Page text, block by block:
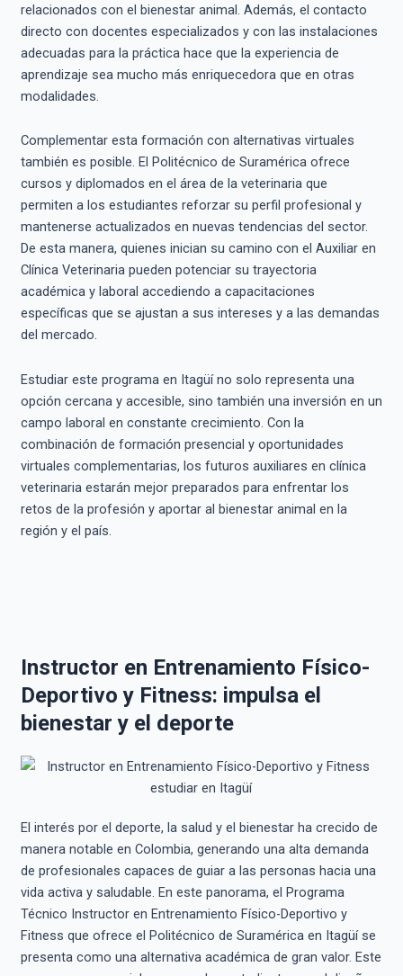
relacionados con el bienestar animal. Además, el contacto
directo con docentes especializados y con las instalaciones
adecuadas para la práctica hace que la experiencia de
aprendizaje sea mucho más enriquecedora que en otras
modalidades.
Complementar esta formación con alternativas virtuales
también es posible. El Politécnico de Suramérica ofrece
cursos y diplomados en el área de la veterinaria que
permiten a los estudiantes reforzar su perfil profesional y
mantenerse actualizados en nuevas tendencias del sector.
De esta manera, quienes inician su camino con el Auxiliar en
Clínica Veterinaria pueden potenciar su trayectoria
académica y laboral accediendo a capacitaciones
específicas que se ajustan a sus intereses y a las demandas
del mercado.
Estudiar este programa en Itagüí no solo representa una
opción cercana y accesible, sino también una inversión en un
campo laboral en constante crecimiento. Con la
combinación de formación presencial y oportunidades
virtuales complementarias, los futuros auxiliares en clínica
veterinaria estarán mejor preparados para enfrentar los
retos de la profesión y aportar al bienestar animal en la
región y el país.
Instructor en Entrenamiento Físico-
Deportivo y Fitness: impulsa el
bienestar y el deporte
El interés por el deporte, la salud y el bienestar ha crecido de
manera notable en Colombia, generando una alta demanda
de profesionales capaces de guiar a las personas hacia una
vida activa y saludable. En este panorama, el Programa
Técnico Instructor en Entrenamiento Físico-Deportivo y
Fitness que ofrece el Politécnico de Suramérica en Itagüí se
presenta como una alternativa académica de gran valor. Este